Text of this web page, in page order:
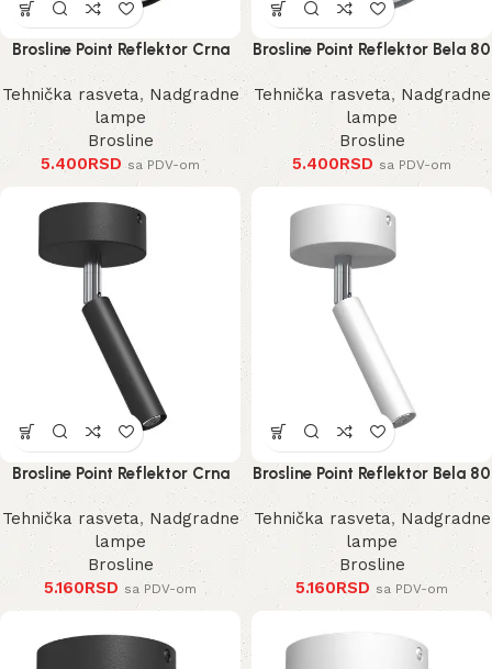
Brosline Point Reflektor Crna
80 mm 170 mm 2284 mm
Tehnička rasveta, Nadgradne
lampe
Brosline
5.400RSD sa PDV-om
Brosline Point Reflektor Bela 80
mm 170 mm 2285 mm
Tehnička rasveta, Nadgradne
lampe
Brosline
5.400RSD sa PDV-om
Brosline Point Reflektor Crna
80 mm 170 mm 2281 mm
Tehnička rasveta, Nadgradne
lampe
Brosline
5.160RSD sa PDV-om
Brosline Point Reflektor Bela 80
mm 170 mm 2283 mm
Tehnička rasveta, Nadgradne
lampe
Brosline
5.160RSD sa PDV-om